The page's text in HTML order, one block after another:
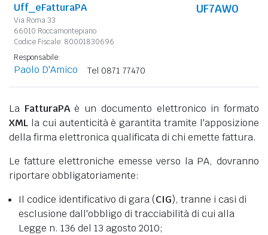
Uff_eFatturaPA
Via Roma 33
66010 Roccamontepiano
Codice Fiscale: 80001830696
UF7AW0
Responsabile:
Paolo D'Amico Tel 0871 77470
La FatturaPAè un documento elettronico in formato
XML la cui autenticità è garantita tramite l'apposizione
della firma elettronica qualificata di chi emette fattura.
Le fatture elettroniche emesse verso la PA, dovranno
riportare obbligatoriamente:
Il codice identificativo di gara (CIG), tranne i casi di
esclusione dall'obbligo di tracciabilità di cui alla
Legge n. 136 del 13 agosto 2010;